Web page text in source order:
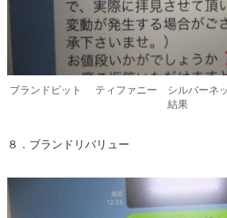
ブランドピット ティファニー シルバーネ
結果
８．ブランドリバリュー